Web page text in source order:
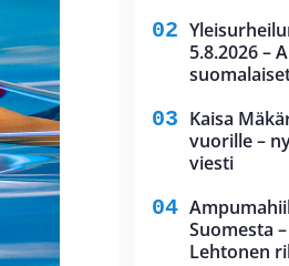
5.8.2026 –
Kaisa
vuorille –
viesti
Suomesta
Lehtonen